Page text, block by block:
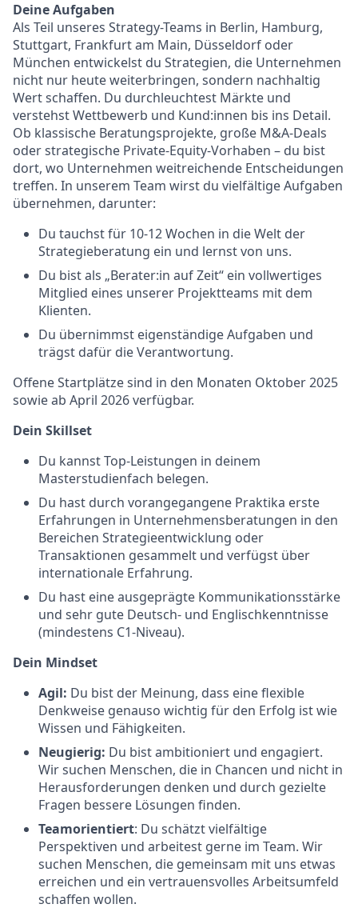
Deine Aufgaben
Als Teil unseres Strategy-Teams in Berlin, Hamburg,
Stuttgart, Frankfurt am Main, Düsseldorf oder
München entwickelst du Strategien, die Unternehmen
nicht nur heute weiterbringen, sondern nachhaltig
Wert schaffen. Du durchleuchtest Märkte und
verstehst Wettbewerb und Kund:innen bis ins Detail.
Ob klassische Beratungsprojekte, große M&A-Deals
oder strategische Private-Equity-Vorhaben – du bist
dort, wo Unternehmen weitreichende Entscheidungen
treffen. In unserem Team wirst du vielfältige Aufgaben
übernehmen, darunter:
Du tauchst für 10-12 Wochen in die Welt der
Strategieberatung ein und lernst von uns.
Du bist als „Berater:in auf Zeit“ ein vollwertiges
Mitglied eines unserer Projektteams mit dem
Klienten.
Du übernimmst eigenständige Aufgaben und
trägst dafür die Verantwortung.
Offene Startplätze sind in den Monaten Oktober 2025
sowie ab April 2026 verfügbar.
Dein Skillset
Du kannst Top-Leistungen in deinem
Masterstudienfach belegen.
Du hast durch vorangegangene Praktika erste
Erfahrungen in Unternehmensberatungen in den
Bereichen Strategieentwicklung oder
Transaktionen gesammelt und verfügst über
internationale Erfahrung.
Du hast eine ausgeprägte Kommunikationsstärke
und sehr gute Deutsch- und Englischkenntnisse
(mindestens C1-Niveau).
Dein Mindset
Agil: Du bist der Meinung, dass eine flexible
Denkweise genauso wichtig für den Erfolg ist wie
Wissen und Fähigkeiten.
Neugierig: Du bist ambitioniert und engagiert.
Wir suchen Menschen, die in Chancen und nicht in
Herausforderungen denken und durch gezielte
Fragen bessere Lösungen finden.
Teamorientiert: Du schätzt vielfältige
Perspektiven und arbeitest gerne im Team. Wir
suchen Menschen, die gemeinsam mit uns etwas
erreichen und ein vertrauensvolles Arbeitsumfeld
schaffen wollen.